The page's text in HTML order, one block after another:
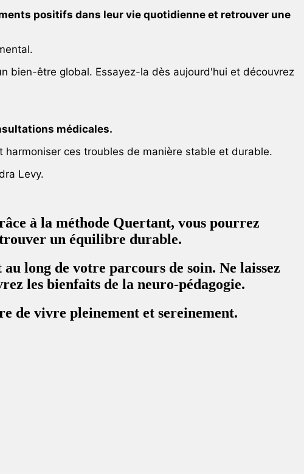
positifs dans leur vie quotidienne et retrouver une
bien-être global. Essayez-la dès aujourd'hui et découvrez
médicales.
ces troubles de manière stable et durable.
Levy.
à la méthode Quertant, vous pourrez
un équilibre durable.
long de votre parcours de soin. Ne laissez
les bienfaits de la neuro-pédagogie.
de vivre pleinement et sereinement.